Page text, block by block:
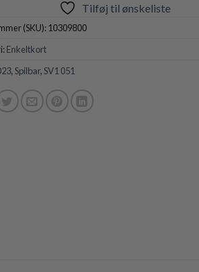
Tilføj til ønskeliste
(SKU):10309800
Enkeltkort
,Spilbar,SV1 051